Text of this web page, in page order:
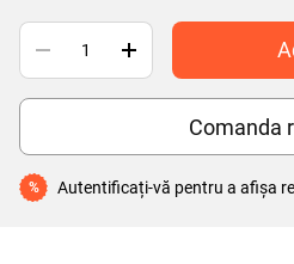
Comanda
% Autentificați-vă pentru a afișa